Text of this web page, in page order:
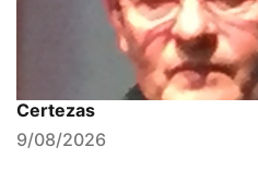
Certezas
9/08/2026